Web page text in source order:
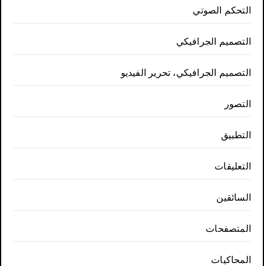
التحكم الصوتي
التصميم الجرافيكي
التصميم الجرافيكي، تحرير الفيديو
التصور
التطبيق
التعليقات
السائقين
المتصفحات
المحاكيات